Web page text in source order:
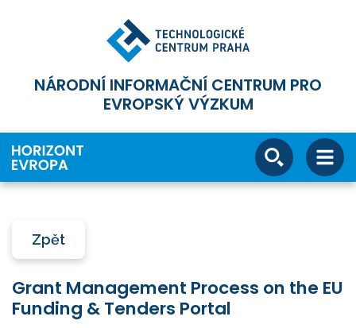
NÁRODNÍ INFORMAČNÍ CENTRUM PRO
EVROPSKÝ VÝZKUM
Zpět
Grant Management Process on the EU
Funding & Tenders Portal